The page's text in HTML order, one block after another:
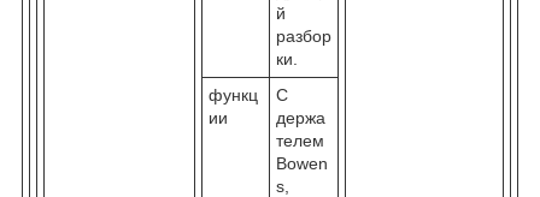
й
разбор
ки.
функц
ии
С
держа
телем
Bowen
s,